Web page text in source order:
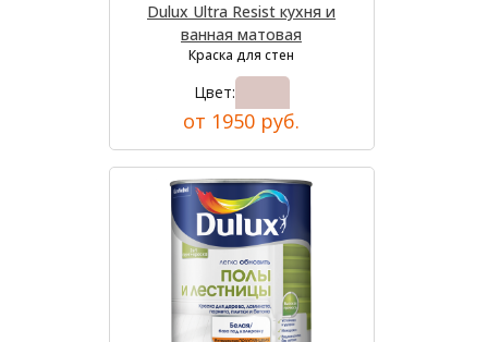
Dulux Ultra Resist кухня и
ванная матовая
Краска для стен
Цвет:
от 1950 руб.